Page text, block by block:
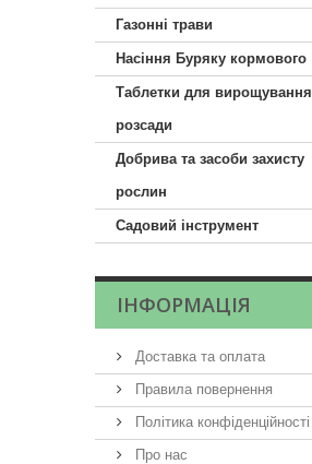
Газонні трави
Насіння Буряку кормового
Таблетки для вирощування
розсади
Добрива та засоби захисту
рослин
Садовий інструмент
ІНФОРМАЦІЯ
Доставка та оплата
Правила повернення
Політика конфіденційності
Про нас